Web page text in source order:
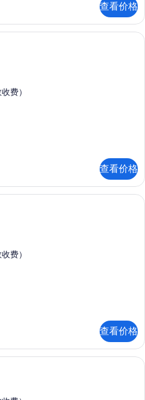
查看价格
套房, 3 间卧室 (Altitude) | 客房内保
费）
查看价格
顶层房 | 起居区 | 50-英寸智能电视（
费）
查看价格
开间套房 (Mini) | 浴室 | 淋浴设施、名